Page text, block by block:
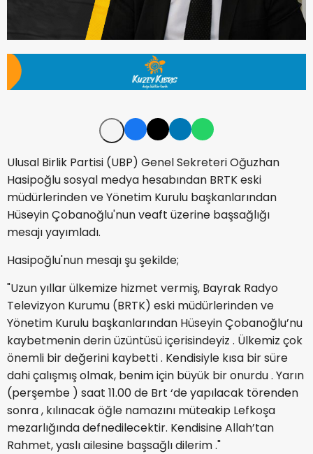
Ulusal Birlik Partisi (UBP) Genel Sekreteri Oğuzhan
Hasipoğlu sosyal medya hesabından BRTK eski
müdürlerinden ve Yönetim Kurulu başkanlarından
Hüseyin Çobanoğlu'nun veaft üzerine başsağlığı
mesajı yayımladı.
Hasipoğlu'nun mesajı şu şekilde;
"Uzun yıllar ülkemize hizmet vermiş, Bayrak Radyo
Televizyon Kurumu (BRTK) eski müdürlerinden ve
Yönetim Kurulu başkanlarından Hüseyin Çobanoğlu’nu
kaybetmenin derin üzüntüsü içerisindeyiz . Ülkemiz çok
önemli bir değerini kaybetti . Kendisiyle kısa bir süre
dahi çalışmış olmak, benim için büyük bir onurdu . Yarın
(perşembe ) saat 11.00 de Brt ‘de yapılacak törenden
sonra , kılınacak öğle namazını müteakip Lefkoşa
mezarlığında defnedilecektir. Kendisine Allah’tan
Rahmet, yaslı ailesine başsağlı dilerim ."